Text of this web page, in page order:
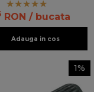
RON / bucata
Adauga in cos
1%